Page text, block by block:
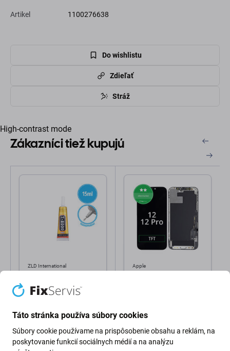
Artikel 1100276638
Do wishlistu
Zdieľať
Stráž
High-contrast mode
Zákazníci tiež kupujú
ZLD International
2,98 €
Apple
18,98 €
Táto stránka používa súbory cookies
Súbory cookie používame na prispôsobenie obsahu a reklám, na
poskytovanie funkcií sociálnych médií a na analýzu